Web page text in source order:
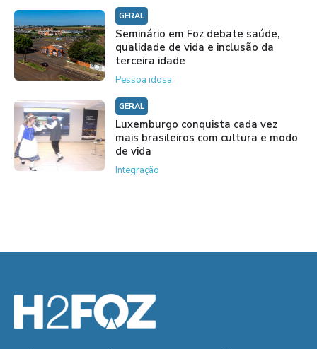
GERAL
Seminário em Foz debate saúde,
qualidade de vida e inclusão da
terceira idade
Pessoa idosa
GERAL
Luxemburgo conquista cada vez
mais brasileiros com cultura e modo
de vida
Integração